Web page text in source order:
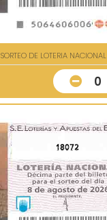
SORTEO DE LOTERIA NACIONAL
0
18072